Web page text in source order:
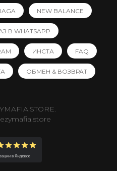
NEW BALANCE
В WHATSAPP
ИНСТА FAQ
ОБМЕН & ВОЗВРАТ